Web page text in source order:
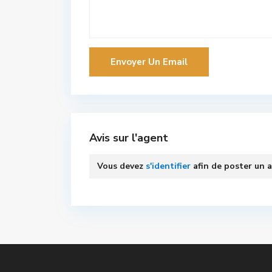
Avis sur l'agent
Vous devez s'identifier afin de poster un